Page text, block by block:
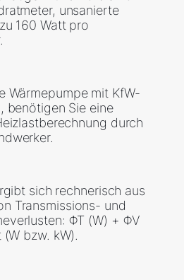
unsanierte
160 Watt pro
Wärmepumpe mit KfW-
benötigen Sie eine
durch
sich rechnerisch aus
Transmissions- und
ΦT (W) + ΦV
bzw. kW).